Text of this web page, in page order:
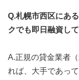
Q.札幌市西区にあ
クでも即日融資し
A.正規の貸金業者
れば、大手であっ